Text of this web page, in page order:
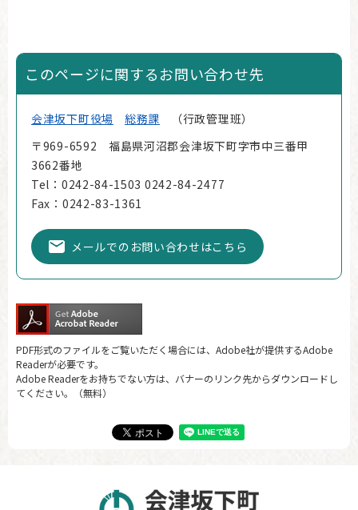
このページに関するお問い合わせ先
会津坂下町役場 総務課
行政管理班
〒969-6592 福島県河沼郡会津坂下町字市中三番甲
3662番地
Tel：0242-84-1503 0242-84-2477
Fax：0242-83-1361
メールでのお問い合わせはこちら
PDF形式のファイルをご覧いただく場合には、Adobe社が提供するAdobe
Readerが必要です。
Adobe Readerをお持ちでない方は、バナーのリンク先からダウンロードし
てください。（無料）